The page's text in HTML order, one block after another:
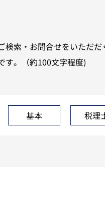
索・お問合せをいただ
す。（約100文字程度)
基本 税理